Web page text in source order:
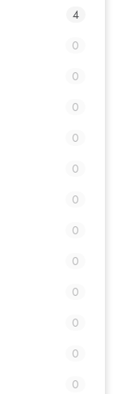
4
0
0
0
0
0
0
0
0
0
0
0
0